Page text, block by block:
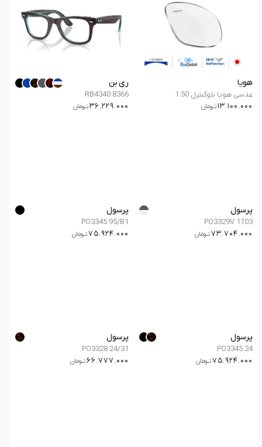
هویا
عدسی هویا بلوکنترل 1.50
13.100.000تــومان
ری بن
RB4340 8366
36.229.000تــومان
پرسول
PO3329V 1103
73.704.000تــومان
پرسول
PO3345 95/B1
75.924.000تــومان
پرسول
PO3345 24
75.924.000تــومان
پرسول
PO3328 24/31
66.777.000تــومان